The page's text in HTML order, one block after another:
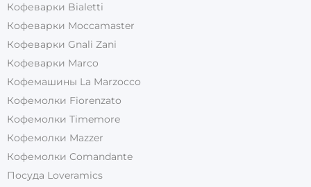
Кофеварки Bialetti
Кофеварки Moccamaster
Кофеварки Gnali Zani
Кофеварки Marco
Кофемашины La Marzocco
Кофемолки Fiorenzato
Кофемолки Timemore
Кофемолки Mazzer
Кофемолки Comandante
Посуда Loveramics